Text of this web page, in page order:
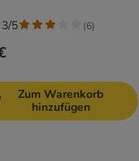
5 (6)
Zum Warenkorb
hinzufügen